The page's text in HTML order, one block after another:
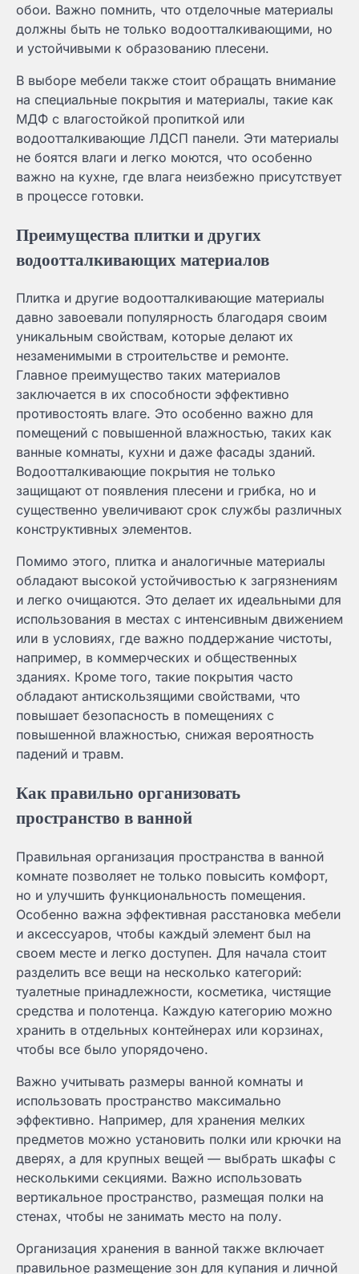
обои. Важно помнить, что отделочные материалы
должны быть не только водоотталкивающими, но
и устойчивыми к образованию плесени.
В выборе мебели также стоит обращать внимание
на специальные покрытия и материалы, такие как
МДФ с влагостойкой пропиткой или
водоотталкивающие ЛДСП панели. Эти материалы
не боятся влаги и легко моются, что особенно
важно на кухне, где влага неизбежно присутствует
в процессе готовки.
Преимущества плитки и других
водоотталкивающих материалов
Плитка и другие водоотталкивающие материалы
давно завоевали популярность благодаря своим
уникальным свойствам, которые делают их
незаменимыми в строительстве и ремонте.
Главное преимущество таких материалов
заключается в их способности эффективно
противостоять влаге. Это особенно важно для
помещений с повышенной влажностью, таких как
ванные комнаты, кухни и даже фасады зданий.
Водоотталкивающие покрытия не только
защищают от появления плесени и грибка, но и
существенно увеличивают срок службы различных
конструктивных элементов.
Помимо этого, плитка и аналогичные материалы
обладают высокой устойчивостью к загрязнениям
и легко очищаются. Это делает их идеальными для
использования в местах с интенсивным движением
или в условиях, где важно поддержание чистоты,
например, в коммерческих и общественных
зданиях. Кроме того, такие покрытия часто
обладают антискользящими свойствами, что
повышает безопасность в помещениях с
повышенной влажностью, снижая вероятность
падений и травм.
Как правильно организовать
пространство в ванной
Правильная организация пространства в ванной
комнате позволяет не только повысить комфорт,
но и улучшить функциональность помещения.
Особенно важна эффективная расстановка мебели
и аксессуаров, чтобы каждый элемент был на
своем месте и легко доступен. Для начала стоит
разделить все вещи на несколько категорий:
туалетные принадлежности, косметика, чистящие
средства и полотенца. Каждую категорию можно
хранить в отдельных контейнерах или корзинах,
чтобы все было упорядочено.
Важно учитывать размеры ванной комнаты и
использовать пространство максимально
эффективно. Например, для хранения мелких
предметов можно установить полки или крючки на
дверях, а для крупных вещей — выбрать шкафы с
несколькими секциями. Важно использовать
вертикальное пространство, размещая полки на
стенах, чтобы не занимать место на полу.
Организация хранения в ванной также включает
правильное размещение зон для купания и личной